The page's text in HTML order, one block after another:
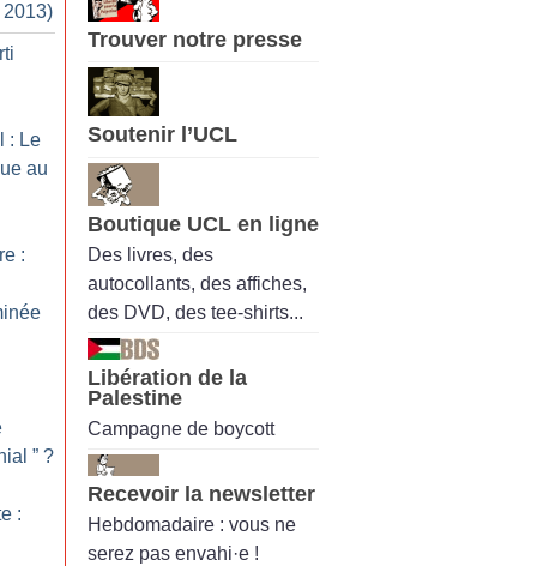
2013)
: Le
au
:
” ?
:
Trouver notre presse
Soutenir l’UCL
Boutique UCL en ligne
Des livres, des
autocollants, des affiches,
des DVD, des tee-shirts...
Libération de la
Palestine
Campagne de boycott
Recevoir la newsletter
Hebdomadaire : vous ne
serez pas envahi·e !